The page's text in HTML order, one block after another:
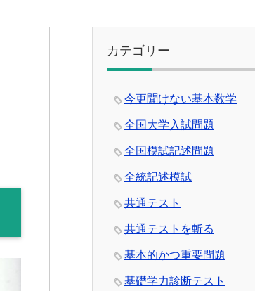
カテゴリー
今更聞けない基本数学
全国大学入試問題
全国模試記述問題
全統記述模試
共通テスト
共通テストを斬る
基本的かつ重要問題
基礎学力診断テスト